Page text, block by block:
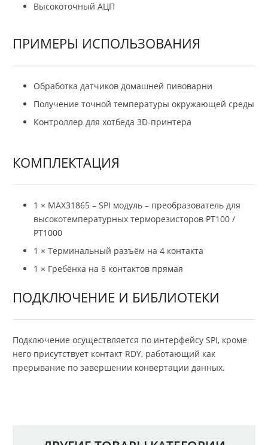
Высокоточный АЦП
ПРИМЕРЫ ИСПОЛЬЗОВАНИЯ
Обработка датчиков домашней пивоварни
Получение точной температуры окружающей среды
Контроллер для хотбеда 3D-принтера
КОМПЛЕКТАЦИЯ
1 × MAX31865 – SPI модуль – преобразователь для
высокотемпературных терморезисторов PT100 /
PT1000
1 × Терминальный разъём на 4 контакта
1 × Гребёнка на 8 контактов прямая
ПОДКЛЮЧЕНИЕ И БИБЛИОТЕКИ
Подключение осуществляется по интерфейсу SPI, кроме
него присутствует контакт RDY, работающий как
прерывание по завершении конвертации данных.